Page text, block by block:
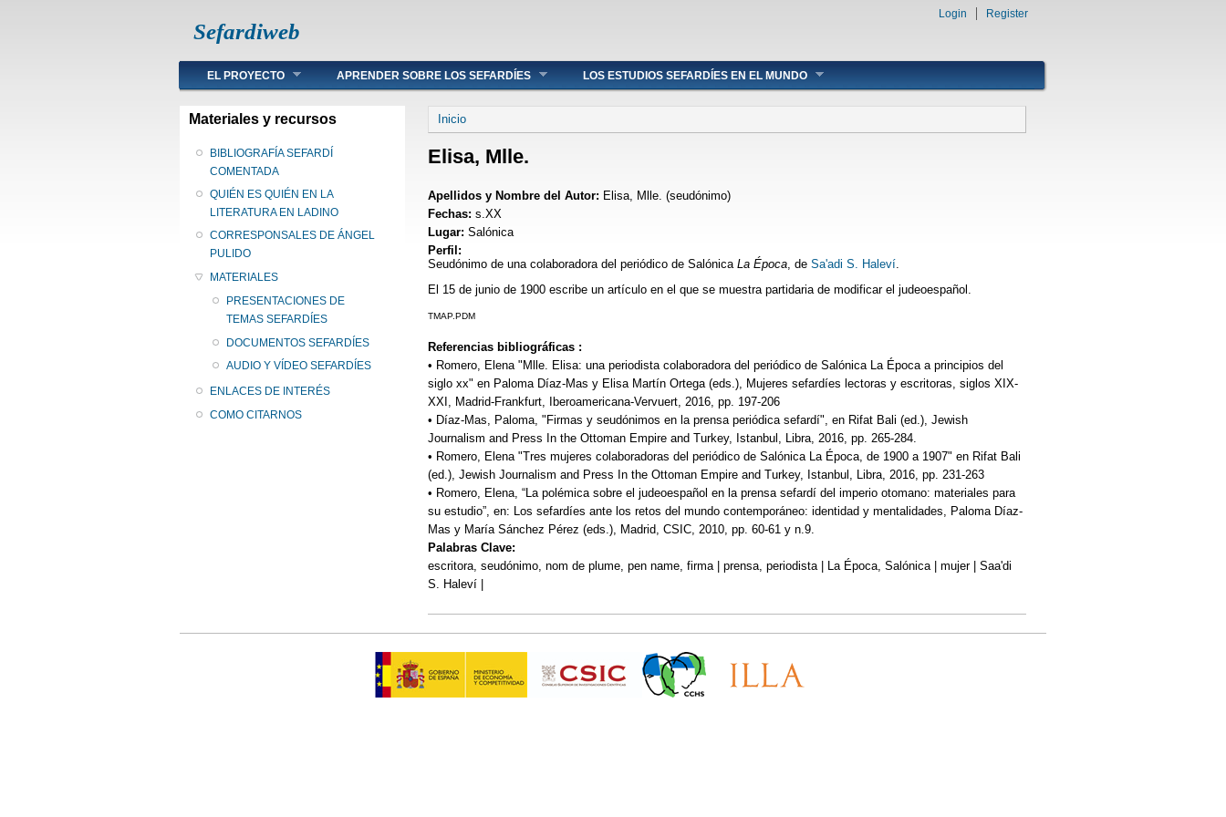
Sefardiweb
Login Register
Main menu
EL PROYECTO APRENDER SOBRE LOS SEFARDÍES LOS ESTUDIOS SEFARDÍES EN EL MUNDO
Materiales y recursos
BIBLIOGRAFÍA SEFARDÍ
COMENTADA
QUIÉN ES QUIÉN EN LA
LITERATURA EN LADINO
CORRESPONSALES DE ÁNGEL
PULIDO
MATERIALES
PRESENTACIONES DE
TEMAS SEFARDÍES
DOCUMENTOS SEFARDÍES
AUDIO Y VÍDEO SEFARDÍES
ENLACES DE INTERÉS
COMO CITARNOS
Se encuentra usted aquí
Inicio
Elisa, Mlle.
Apellidos y Nombre del Autor: Elisa, Mlle. (seudónimo)
Fechas: s.XX
Lugar: Salónica
Perfil:
Seudónimo de una colaboradora del periódico de Salónica La Época , de Sa'adi S. Haleví
El 15 de junio de 1900 escribe un artículo en el que se muestra partidaria de modificar el judeoespañol.
TMAP.PDM
Referencias bibliográficas :
• Romero, Elena "Mlle. Elisa: una periodista colaboradora del periódico de Salónica La Época a principios del
siglo xx" en Paloma Díaz-Mas y Elisa Martín Ortega (eds.), Mujeres sefardíes lectoras y escritoras, siglos XIX-
XXI, Madrid-Frankfurt, Iberoamericana-Vervuert, 2016, pp. 197-206
• Díaz-Mas, Paloma, "Firmas y seudónimos en la prensa periódica sefardí", en Rifat Bali (ed.), Jewish
Journalism and Press In the Ottoman Empire and Turkey, Istanbul, Libra, 2016, pp. 265-284.
• Romero, Elena "Tres mujeres colaboradoras del periódico de Salónica La Época, de 1900 a 1907" en Rifat Bali
(ed.), Jewish Journalism and Press In the Ottoman Empire and Turkey, Istanbul, Libra, 2016, pp. 231-263
• Romero, Elena, “La polémica sobre el judeoespañol en la prensa sefardí del imperio otomano: materiales para
su estudio”, en: Los sefardíes ante los retos del mundo contemporáneo: identidad y mentalidades, Paloma Díaz-
Mas y María Sánchez Pérez (eds.), Madrid, CSIC, 2010, pp. 60-61 y n.9.
Palabras Clave:
escritora, seudónimo, nom de plume, pen name, firma | prensa, periodista | La Época, Salónica | mujer | Saa'di
S. Haleví |